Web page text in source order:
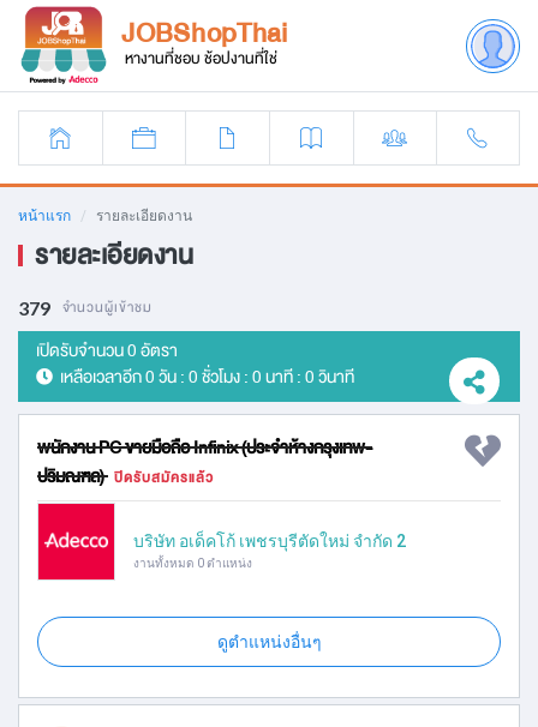
JOBShopThai
หางานที่ชอบ ช้อปงานที่ใช่
หน้าแรก รายละเอียดงาน
รายละเอียดงาน
379 จำนวนผู้เข้าชม
เปิดรับจำนวน 0 อัตรา
เหลือเวลาอีก0 วัน : 0 ชั่วโมง : 0 นาที : 0 วินาที
พนักงาน PC ขายมือถือ Infinix (ประจำห้างกรุงเทพ-
ปริมณฑล) ปิดรับสมัครแล้ว
บริษัท อเด็คโก้ เพชรบุรีตัดใหม่ จำกัด 2
งานทั้งหมด 0 ตำแหน่ง
ดูตำแหน่งอื่นๆ